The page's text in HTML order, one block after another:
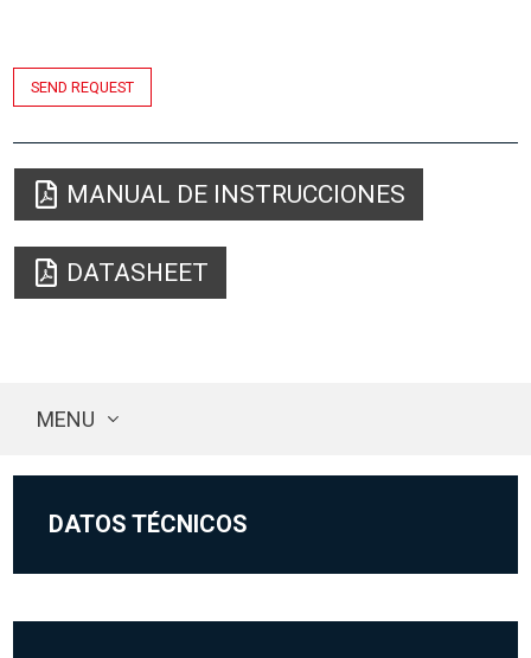
SEND REQUEST
MANUAL DE INSTRUCCIONES
DATASHEET
MENU
DATOS TÉCNICOS